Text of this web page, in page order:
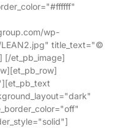
wp-
title_text="©
[/et_pb_image]